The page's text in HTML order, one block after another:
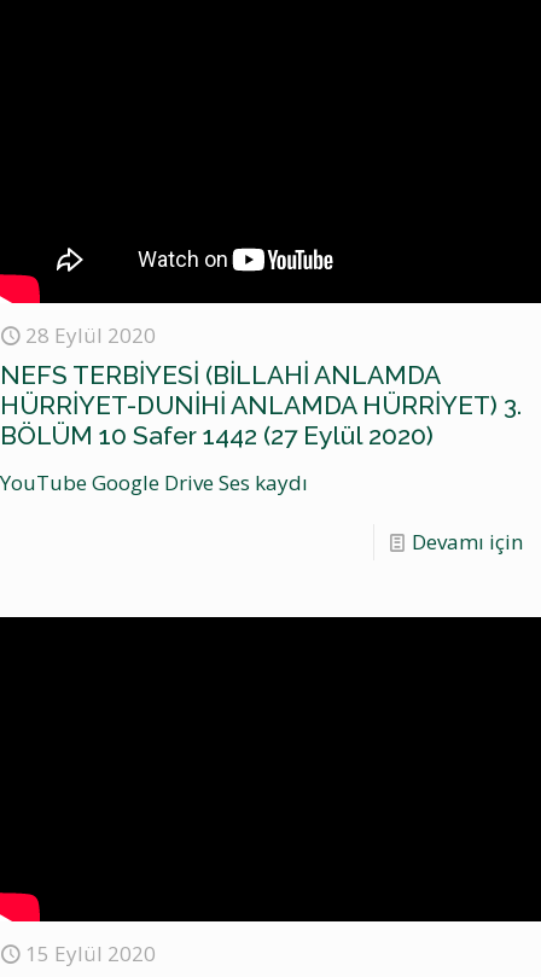
28 Eylül 2020
NEFS TERBİYESİ (BİLLAHİ ANLAMDA
HÜRRİYET-DUNİHİ ANLAMDA HÜRRİYET) 3.
BÖLÜM 10 Safer 1442 (27 Eylül 2020)
YouTube Google Drive Ses kaydı
Devamı için
15 Eylül 2020